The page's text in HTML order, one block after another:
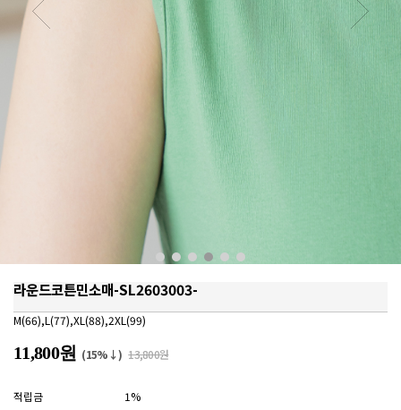
라운드코튼민소매-SL2603003-
M(66),L(77),XL(88),2XL(99)
11,800원 (15%↓) 13,800원
적립금 1%